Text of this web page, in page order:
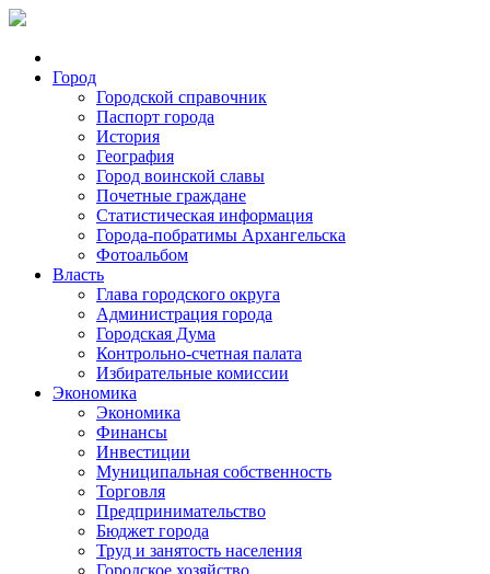
Город
Городской справочник
Паспорт города
История
География
Город воинской славы
Почетные граждане
Статистическая информация
Города-побратимы Архангельска
Фотоальбом
Власть
Глава городского округа
Администрация города
Городская Дума
Контрольно-счетная палата
Избирательные комиссии
Экономика
Экономика
Финансы
Инвестиции
Муниципальная собственность
Торговля
Предпринимательство
Бюджет города
Труд и занятость населения
Городское хозяйство